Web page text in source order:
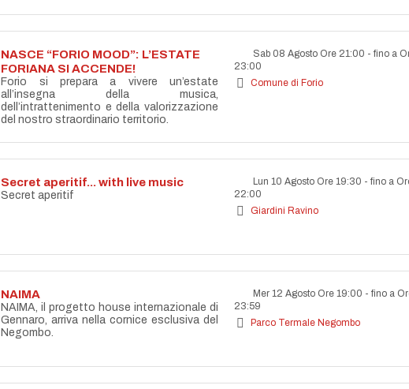
NASCE “FORIO MOOD”: L’ESTATE
FORIANA SI ACCENDE!
Forio si prepara a vivere un’estate
all’insegna della musica,
dell’intrattenimento e della valorizzazione
del nostro straordinario territorio.
Sab 08 Agosto Ore 21:00 - fino a
23:00
Comune di Forio
Secret aperitif... with live music
Secret aperitif
Lun 10 Agosto Ore 19:30 - fino a
22:00
Giardini Ravino
NAIMA
NAIMA, il progetto house internazionale di
Gennaro, arriva nella cornice esclusiva del
Negombo.
Mer 12 Agosto Ore 19:00 - fino a
23:59
Parco Termale Negombo